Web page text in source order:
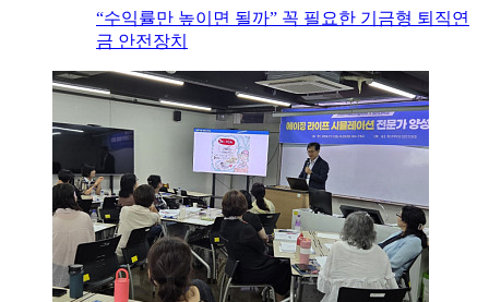
“수익률만 높이면 될까” 꼭 필요한 기금형 퇴직연
금 안전장치